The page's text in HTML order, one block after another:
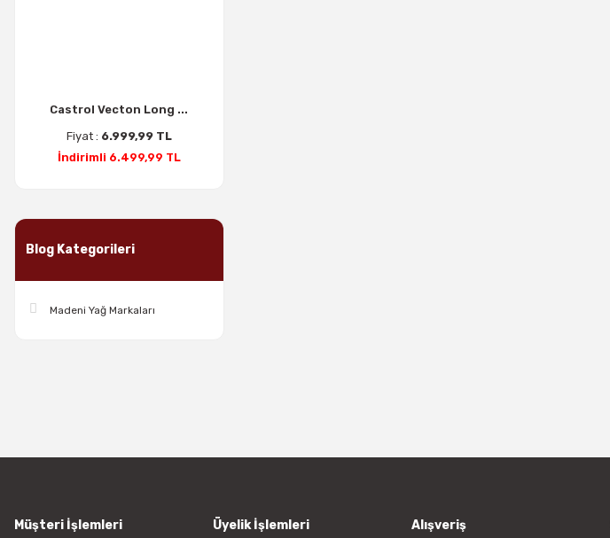
Castrol Vecton Long ...
Fiyat : 6.999,99 TL
İndirimli 6.499,99 TL
Blog Kategorileri
Madeni Yağ Markaları
Müşteri İşlemleri Üyelik İşlemleri Alışveriş